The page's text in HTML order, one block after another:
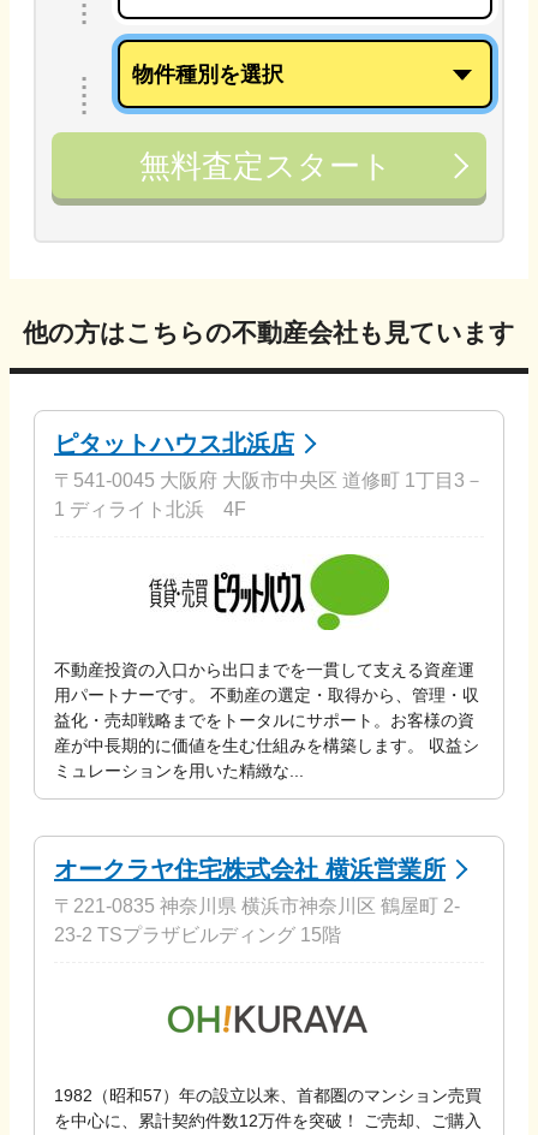
無料査定スタート
他の方はこちらの不動産会社も見ています
ピタットハウス北浜店
〒541-0045 大阪府 大阪市中央区 道修町 1丁目3－
1 ディライト北浜 4F
不動産投資の入口から出口までを一貫して支える資産運
用パートナーです。 不動産の選定・取得から、管理・収
益化・売却戦略までをトータルにサポート。お客様の資
産が中長期的に価値を生む仕組みを構築します。 収益シ
ミュレーションを用いた精緻な...
オークラヤ住宅株式会社 横浜営業所
〒221-0835 神奈川県 横浜市神奈川区 鶴屋町 2-
23-2 TSプラザビルディング 15階
1982（昭和57）年の設立以来、首都圏のマンション売買
を中心に、累計契約件数12万件を突破！ ご売却、ご購入